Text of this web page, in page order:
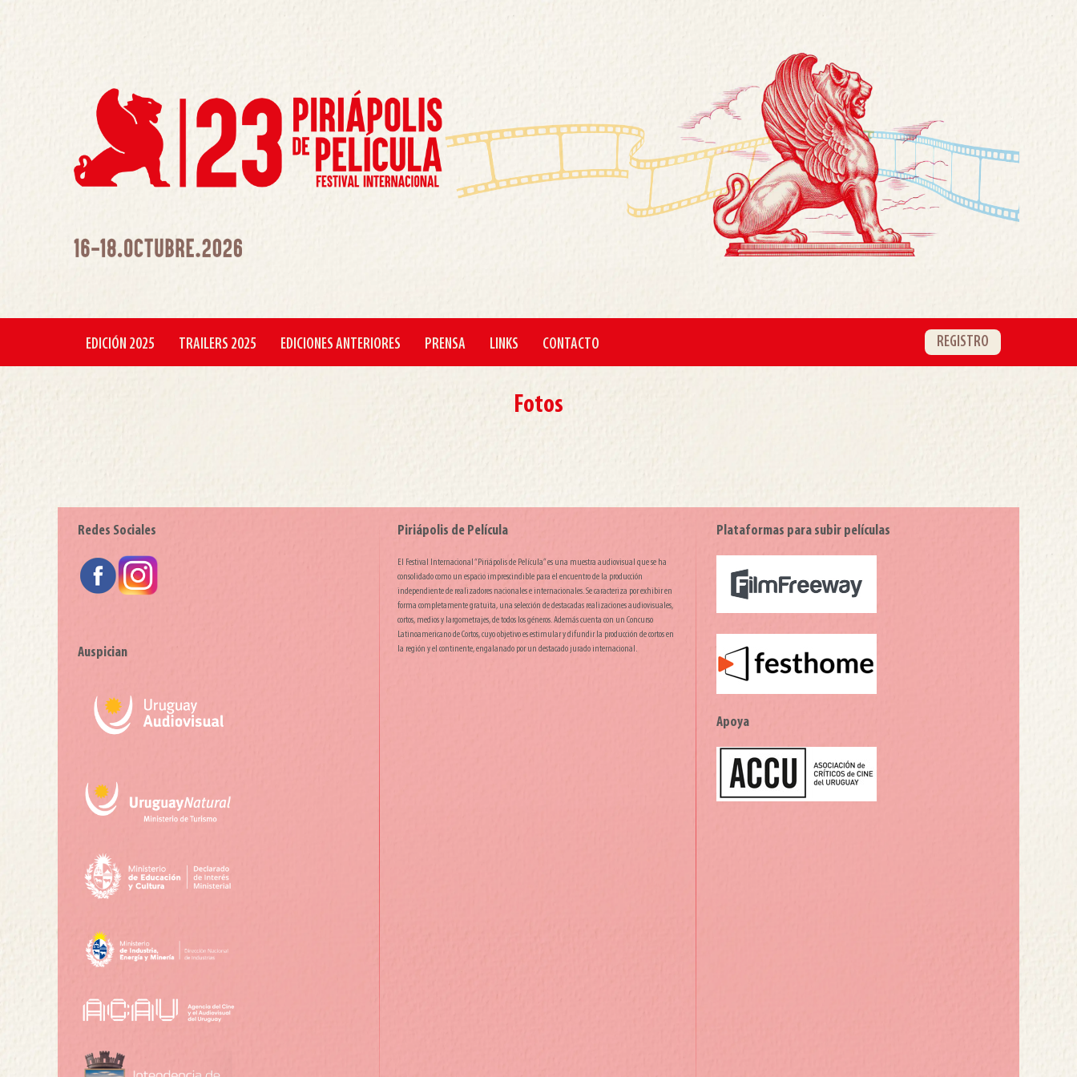
EDICIÓN 2025 TRAILERS 2025 EDICIONES ANTERIORES PRENSA LINKS CONTACTO REGISTRO
Fotos
Redes Sociales
Auspician
Piriápolis de Película
El Festival Internacional “Piriápolis de Película” es una muestra audiovisual que se ha
consolidado como un espacio imprescindible para el encuentro de la producción
independiente de realizadores nacionales e internacionales. Se caracteriza por exhibir en
forma completamente gratuita, una selección de destacadas realizaciones audiovisuales,
cortos, medios y largometrajes, de todos los géneros. Además cuenta con un Concurso
Latinoamericano de Cortos, cuyo objetivo es estimular y difundir la producción de cortos en
la región y el continente, engalanado por un destacado jurado internacional.
Plataformas para subir películas
Apoya